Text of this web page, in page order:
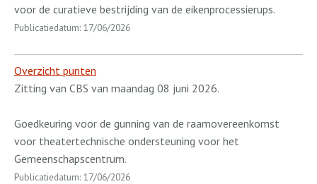
voor de curatieve bestrijding van de eikenprocessierups.
Publicatiedatum: 17/06/2026
Overzicht punten
Zitting van CBS van maandag 08 juni 2026.
Goedkeuring voor de gunning van de raamovereenkomst
voor theatertechnische ondersteuning voor het
Gemeenschapscentrum.
Publicatiedatum: 17/06/2026